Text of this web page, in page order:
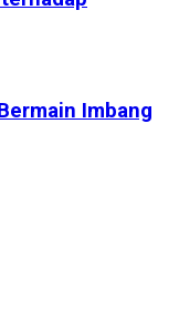
Imbang